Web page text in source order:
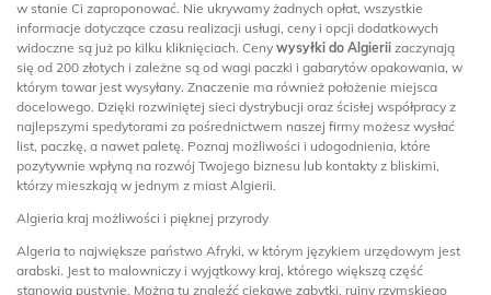
w stanie Ci zaproponować. Nie ukrywamy żadnych opłat, wszystkie
informacje dotyczące czasu realizacji usługi, ceny i opcji dodatkowych
widoczne są już po kilku kliknięciach. Ceny wysyłki do Algierii zaczynają
się od 200 złotych i zależne są od wagi paczki i gabarytów opakowania, w
którym towar jest wysyłany. Znaczenie ma również położenie miejsca
docelowego. Dzięki rozwiniętej sieci dystrybucji oraz ścisłej współpracy z
najlepszymi spedytorami za pośrednictwem naszej firmy możesz wysłać
list, paczkę, a nawet paletę. Poznaj możliwości i udogodnienia, które
pozytywnie wpłyną na rozwój Twojego biznesu lub kontakty z bliskimi,
którzy mieszkają w jednym z miast Algierii.
Algieria kraj możliwości i pięknej przyrody
Algeria to największe państwo Afryki, w którym językiem urzędowym jest
arabski. Jest to malowniczy i wyjątkowy kraj, którego większą część
stanowią pustynie. Można tu znaleźć ciekawe zabytki, ruiny rzymskiego